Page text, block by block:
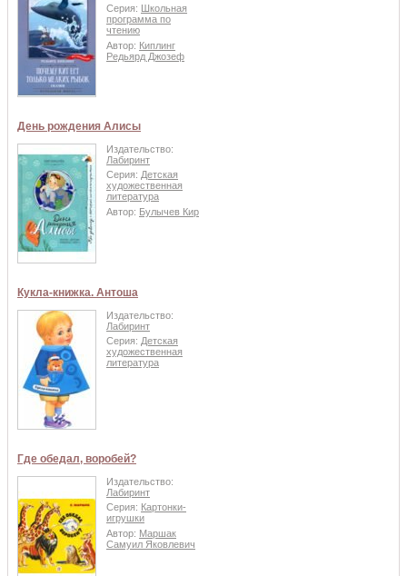
Серия:
Школьная
программа по
чтению
Автор: Киплинг
Редьярд Джозеф
День рождения Алисы
Издательство:
Лабиринт
Серия: Детская
художественная
литература
Автор: Булычев Кир
Кукла-книжка. Антоша
Издательство:
Лабиринт
Серия: Детская
художественная
литература
Где обедал, воробей?
Издательство:
Лабиринт
Серия: Картонки-
игрушки
Автор: Маршак
Самуил Яковлевич